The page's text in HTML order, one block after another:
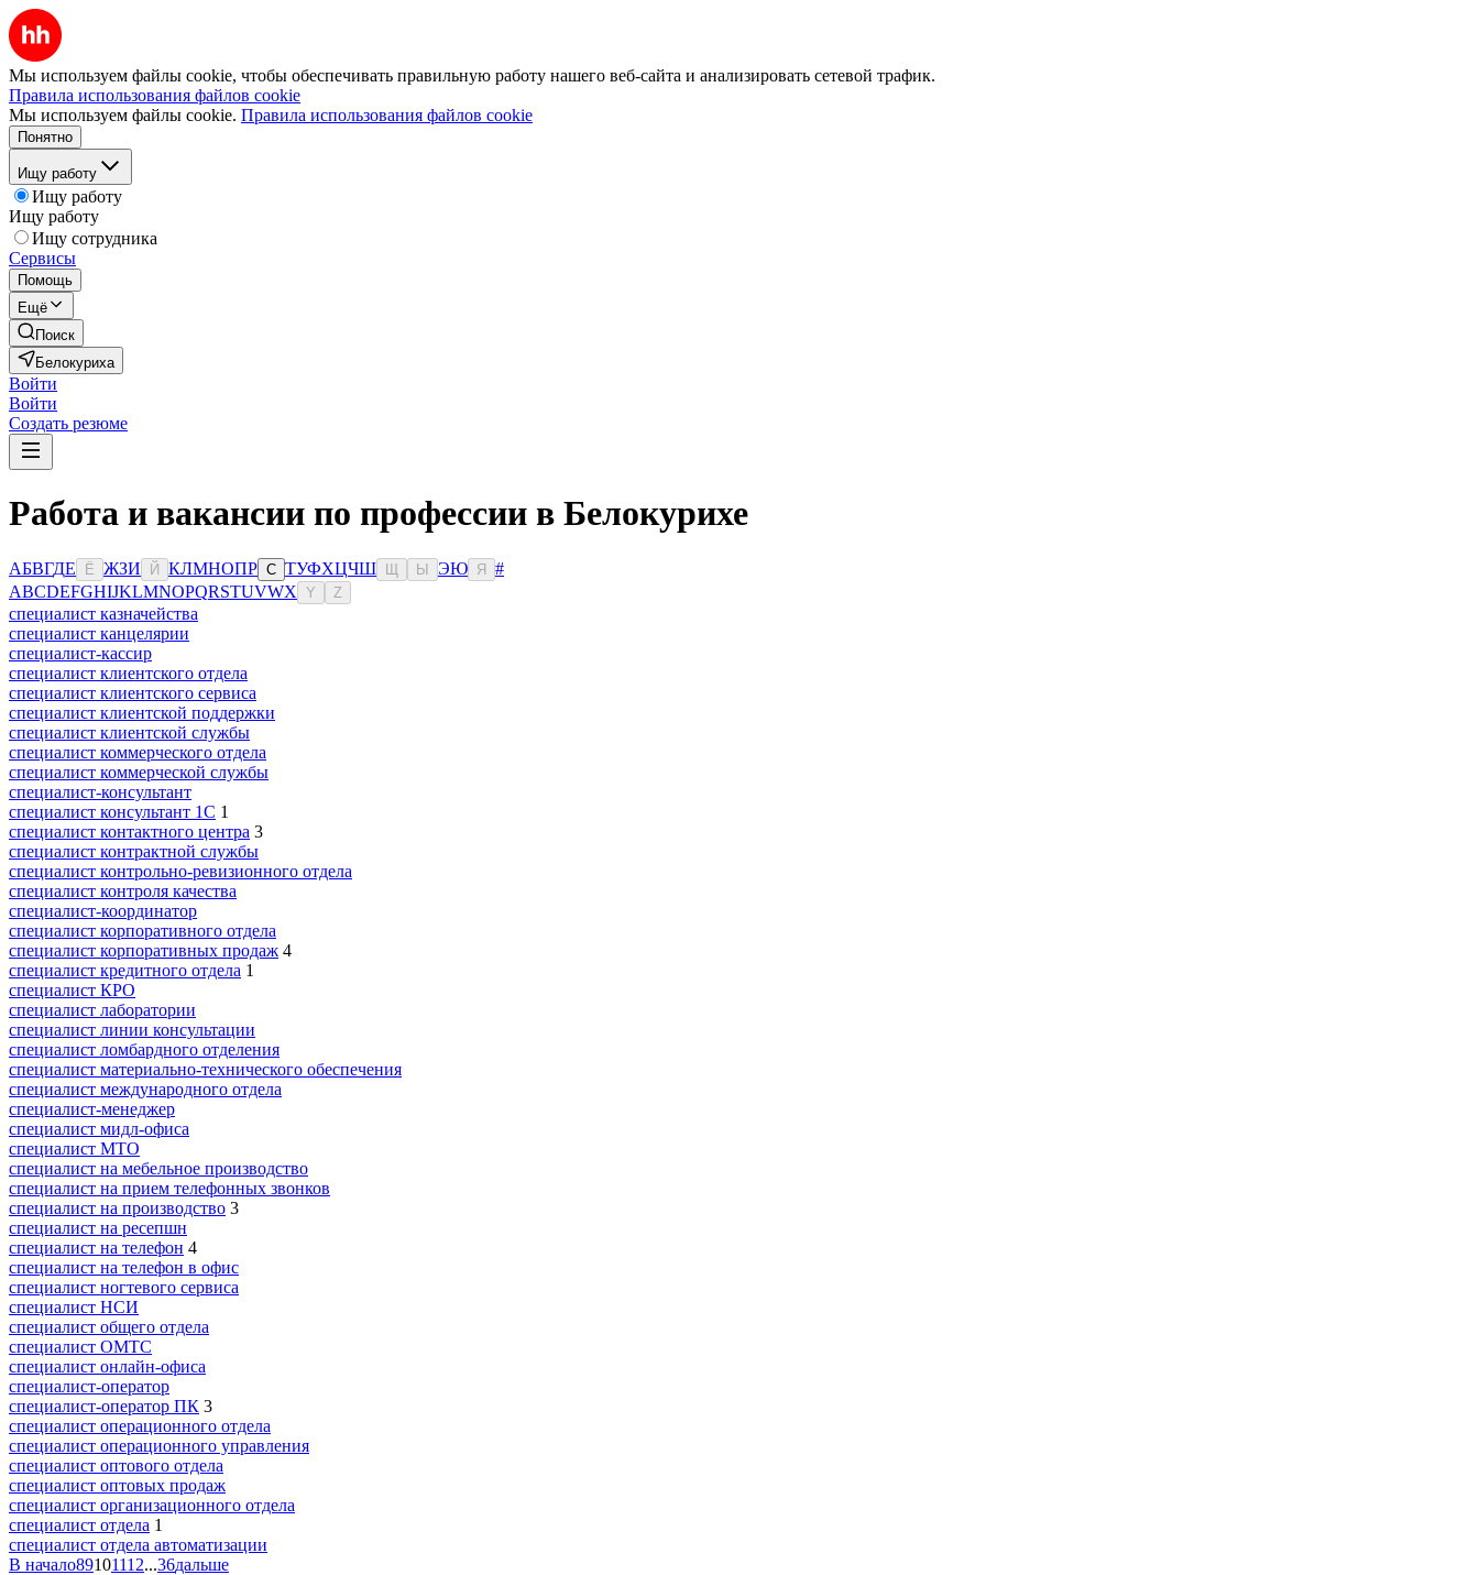
Мы используем файлы cookie, чтобы обеспечивать правильную работу нашего веб-сайта и анализировать сетевой трафик.
Правила использования файлов cookie
Мы используем файлы cookie. Правила использования файлов cookie
Понятно
Ищу работу
Ищу работу
Ищу работу
Ищу сотрудника
Сервисы
Помощь
Ещё
Поиск
Белокуриха
Войти
Войти
Создать резюме
Работа и вакансии по профессии в Белокурихе
АБВГДЕ Ё ЖЗИ Й КЛМНОПР С ТУФХЦЧШ Ы ЭЮ Я
#
ABCDEFGHIJKLMNOPQRSTUVWX Y Z
специалист казначейства
специалист канцелярии
специалист-кассир
специалист клиентского отдела
специалист клиентского сервиса
специалист клиентской поддержки
специалист клиентской службы
специалист коммерческого отдела
специалист коммерческой службы
специалист-консультант
специалист консультант 1С 1
специалист контактного центра 3
специалист контрактной службы
специалист контрольно-ревизионного отдела
специалист контроля качества
специалист-координатор
специалист корпоративного отдела
специалист корпоративных продаж 4
специалист кредитного отдела 1
специалист КРО
специалист лаборатории
специалист линии консультации
специалист ломбардного отделения
специалист материально-технического обеспечения
специалист международного отдела
специалист-менеджер
специалист мидл-офиса
специалист МТО
специалист на мебельное производство
специалист на прием телефонных звонков
специалист на производство 3
специалист на ресепшн
специалист на телефон 4
специалист на телефон в офис
специалист ногтевого сервиса
специалист НСИ
специалист общего отдела
специалист ОМТС
специалист онлайн-офиса
специалист-оператор
специалист-оператор ПК 3
специалист операционного отдела
специалист операционного управления
специалист оптового отдела
специалист оптовых продаж
специалист организационного отдела
специалист отдела 1
специалист отдела автоматизации
В начало89101112...36дальше